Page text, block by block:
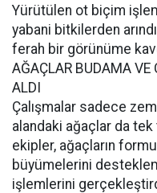
Yürütülen ot biçim
yabani bitkilerden
ferah bir görünüme
AĞAÇLAR BUDAMA VE
ALDI
Çalışmalar sadece
alandaki ağaçlar da
ekipler, ağaçların
büyümelerini
işlemlerini